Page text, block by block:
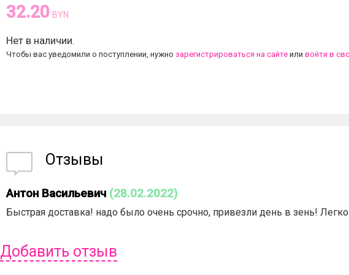
32.20 BYN
Нет в наличии.
Чтобы вас уведомили о поступлении, нужно зарегистрироваться на сайте или войти в
Отзывы
Антон Васильевич (28.02.2022)
Быстрая доставка! надо было очень срочно, привезли день в зень!
Добавить отзыв